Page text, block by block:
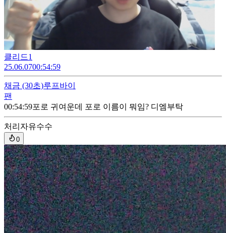
클리드1
25.06.0700:54:59
채금 (30초)루프바이
팬
00:54:59포로 귀여운데 포로 이름이 뭐임? 디엠부탁
처리자유수수
0